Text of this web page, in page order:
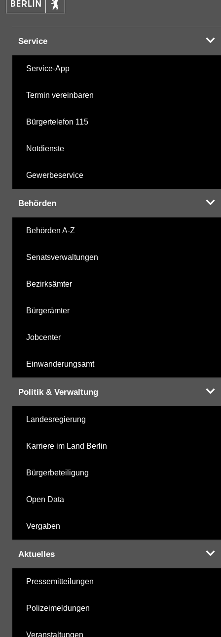
Service
Service-App
Termin vereinbaren
Bürgertelefon 115
Notdienste
Gewerbeservice
Behörden
Behörden A-Z
Senatsverwaltungen
Bezirksämter
Bürgerämter
Jobcenter
Einwanderungsamt
Politik & Verwaltung
Landesregierung
Karriere im Land Berlin
Bürgerbeteiligung
Open Data
Vergaben
Aktuelles
Pressemitteilungen
Polizeimeldungen
Veranstaltungen